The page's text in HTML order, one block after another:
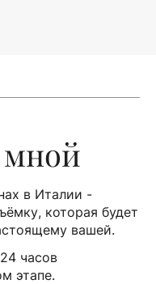
мной
в Италии -
которая будет
вашей.
часов
этапе.